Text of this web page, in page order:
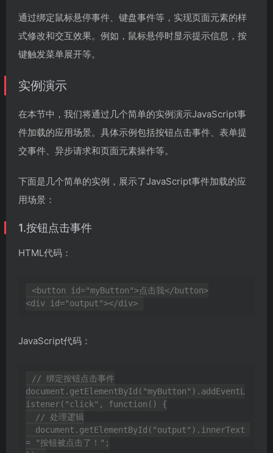
通过绑定鼠标悬停事件、键盘事件等，实现页面元素的样
式修改和交互效果。例如，鼠标悬停时显示提示信息，按
键触发菜单展开等。
实例演示
在本节中，我们将通过几个简单的实例演示JavaScript事
件加载的应用场景。具体示例包括按钮点击事件、表单提
交事件、异步请求和页面元素操作等。
下面是几个简单的实例，展示了JavaScript事件加载的应
用场景：
1.按钮点击事件
HTML代码：
<button id="myButton">点击我</button>
JavaScript代码：
// 绑定按钮点击事件
document.getElementById("myButton").addEventL
istener("click", function() {
= "按钮被点击了！";